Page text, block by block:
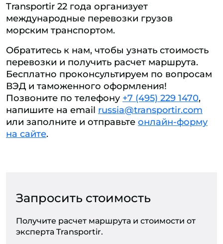
Transportir 22 года организует
международные перевозки грузов
морским транспортом.
Обратитесь к нам, чтобы узнать стоимость
перевозки и получить расчет маршрута.
Бесплатно проконсультируем по вопросам
ВЭД и таможенного оформления!
Позвоните по телефону +7 (495) 229 1470,
напишите на email russia@transportir.com
или заполните и отправьте онлайн-форму
на сайте.
Запросить стоимость
Получите расчет маршрута и стоимости от
эксперта Transportir.